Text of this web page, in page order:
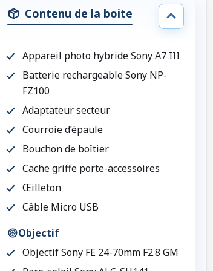
Contenu de la boite
Appareil photo hybride Sony A7 III
Batterie rechargeable Sony NP-
FZ100
Adaptateur secteur
Courroie d’épaule
Bouchon de boîtier
Cache griffe porte-accessoires
Œilleton
Câble Micro USB
Objectif
Objectif Sony FE 24-70mm F2.8 GM